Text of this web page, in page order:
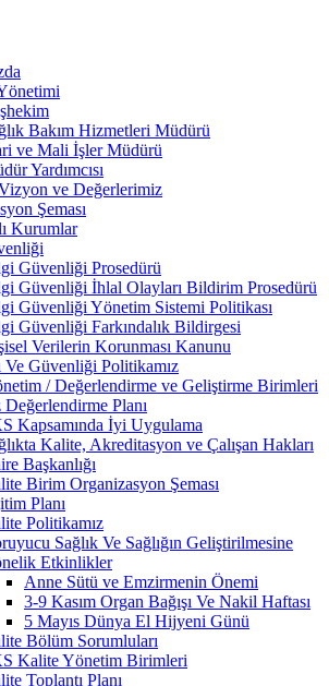
Bakım Hizmetleri Müdürü
ve Mali İşler Müdürü
Yardımcısı
ve Değerlerimiz
Şeması
Kurumlar
Güvenliği Prosedürü
Güvenliği İhlal Olayları Bildirim Prosedürü
Güvenliği Yönetim Sistemi Politikası
Güvenliği Farkındalık Bildirgesi
Verilerin Korunması Kanunu
Ve Güvenliği Politikamız
/ Değerlendirme ve Geliştirme Birimleri
Değerlendirme Planı
Kapsamında İyi Uygulama
Kalite, Akreditasyon ve Çalışan Hakları
Başkanlığı
Birim Organizasyon Şeması
Planı
Politikamız
Sağlık Ve Sağlığın Geliştirilmesine
Etkinlikler
Anne Sütü ve Emzirmenin Önemi
3-9 Kasım Organ Bağışı Ve Nakil Haftası
5 Mayıs Dünya El Hijyeni Günü
Bölüm Sorumluları
Kalite Yönetim Birimleri
Toplantı Planı